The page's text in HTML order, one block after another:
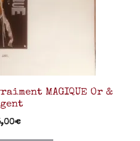
MAGIQUE Or &
€